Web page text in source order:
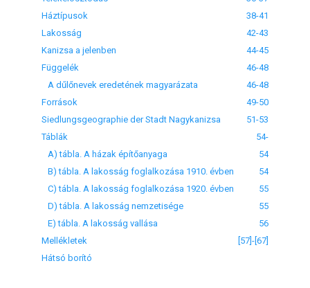
Háztípusok
38-41
Lakosság
42-43
Kanizsa a jelenben
44-45
Függelék
46-48
A dűlőnevek eredetének magyarázata
46-48
Források
49-50
Siedlungsgeographie der Stadt Nagykanizsa
51-53
Táblák
54-
A) tábla. A házak építőanyaga
54
B) tábla. A lakosság foglalkozása 1910. évben
54
C) tábla. A lakosság foglalkozása 1920. évben
55
D) tábla. A lakosság nemzetisége
55
E) tábla. A lakosság vallása
56
Mellékletek
[57]-[67]
Hátsó borító